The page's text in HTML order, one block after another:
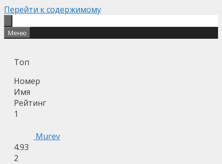
Перейти к содержимому
Меню
Топ
Номер
Имя
Рейтинг
1
Murev
4.93
2